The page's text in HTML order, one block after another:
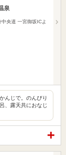
泉
央道 一宮御坂ICよ
んじで。のんびり
、露天共におなじ